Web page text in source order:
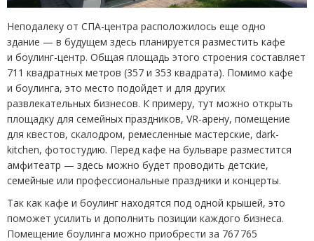
Неподалеку от СПА-центра расположилось еще одно
здание — в будущем здесь планируется разместить кафе
и боулинг-центр. Общая площадь этого строения составляет
711 квадратных метров (357 и 353 квадрата). Помимо кафе
и боулинга, это место подойдет и для других
развлекательных бизнесов. К примеру, тут можно открыть
площадку для семейных праздников, VR-арену, помещение
для квестов, скалодром, ремесленные мастерские, dark-
kitchen, фотостудию. Перед кафе на бульваре разместится
амфитеатр — здесь можно будет проводить детские,
семейные или профессиональные праздники и концерты.
Так как кафе и боулинг находятся под одной крышей, это
поможет усилить и дополнить позиции каждого бизнеса.
Помещение боулинга можно приобрести за 767 765